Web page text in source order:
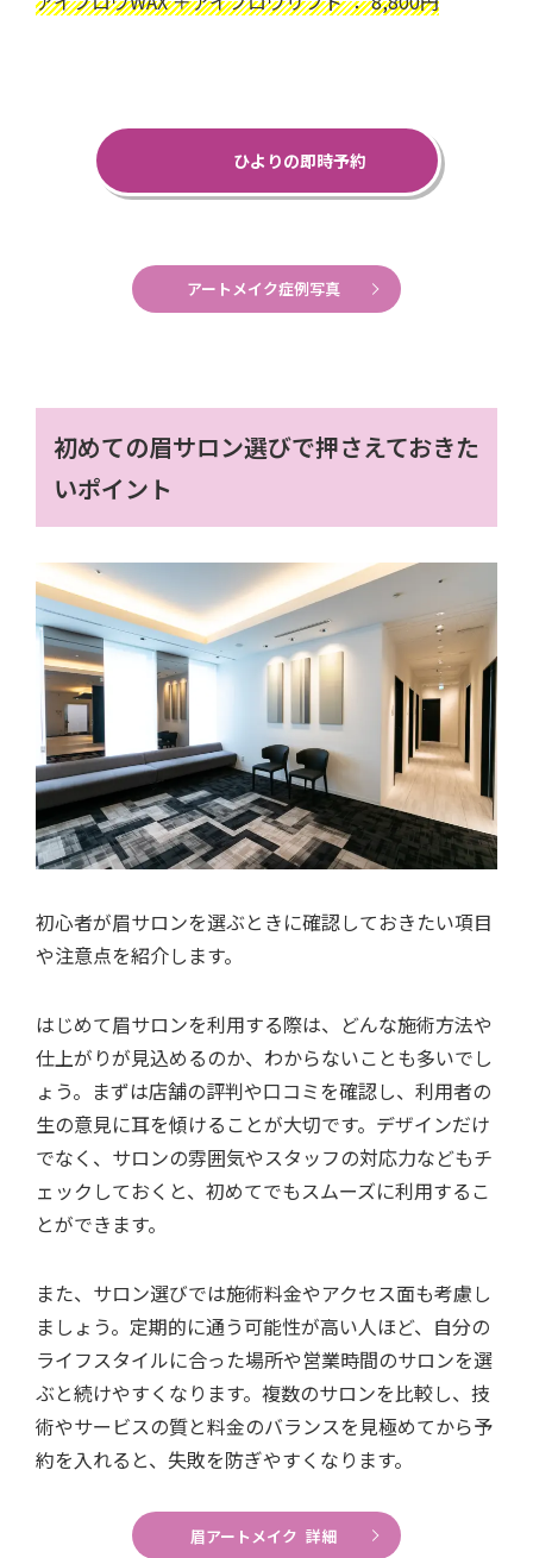
ひよりの即時予約
アートメイク症例写真
初めての眉サロン選びで押さえておきた
いポイント
初心者が眉サロンを選ぶときに確認しておきたい項目
や注意点を紹介します。
はじめて眉サロンを利用する際は、どんな施術方法や
仕上がりが見込めるのか、わからないことも多いでし
ょう。まずは店舗の評判や口コミを確認し、利用者の
生の意見に耳を傾けることが大切です。デザインだけ
でなく、サロンの雰囲気やスタッフの対応力などもチ
ェックしておくと、初めてでもスムーズに利用するこ
とができます。
また、サロン選びでは施術料金やアクセス面も考慮し
ましょう。定期的に通う可能性が高い人ほど、自分の
ライフスタイルに合った場所や営業時間のサロンを選
ぶと続けやすくなります。複数のサロンを比較し、技
術やサービスの質と料金のバランスを見極めてから予
約を入れると、失敗を防ぎやすくなります。
眉アートメイク 詳細